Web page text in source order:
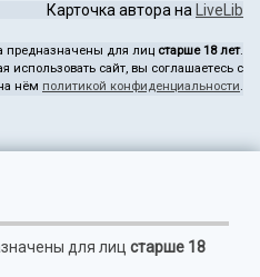
Карточка автора на LiveLib
предназначены для лиц старше 18 лет.
использовать сайт, вы соглашаетесь с
нём политикой конфиденциальности.
для лицстарше 18